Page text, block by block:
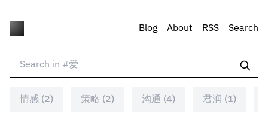
Blog About RSS Search
情感 (2) 策略 (2) 沟通 (4) 君润 (1)